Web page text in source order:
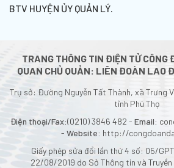
BTV HUYỆN ỦY QUẢN LÝ.
TRANG THÔNG TIN ĐIỆN TỬ
QUAN CHỦ QUẢN: LIÊN ĐOÀN LAO
Trụ sở: Đường Nguyễn Tất Thành, xã Trưng
tỉnh Phú Thọ
Điện thoại/Fax:(0210) 3846 482 - Email:
- Website: http://
Giấy phép sửa đổi lần thứ 4 số: 05/
22/08/2019 do Sở Thông tin và